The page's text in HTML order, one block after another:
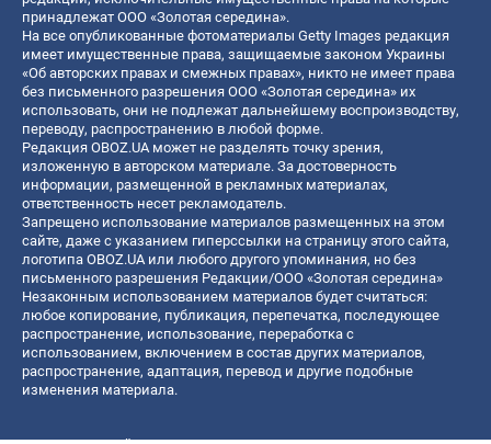
принадлежат ООО «Золотая середина».
На все опубликованные фотоматериалы Getty Images редакция
имеет имущественные права, защищаемые законом Украины
«Об авторских правах и смежных правах», никто не имеет права
без письменного разрешения ООО «Золотая середина» их
использовать, они не подлежат дальнейшему воспроизводству,
переводу, распространению в любой форме.
Редакция OBOZ.UA может не разделять точку зрения,
изложенную в авторском материале. За достоверность
информации, размещенной в рекламных материалах,
ответственность несет рекламодатель.
Запрещено использование материалов размещенных на этом
сайте, даже с указанием гиперссылки на страницу этого сайта,
логотипа OBOZ.UA или любого другого упоминания, но без
письменного разрешения Редакции/ООО «Золотая середина»
Незаконным использованием материалов будет считаться:
любое копирование, публикация, перепечатка, последующее
распространение, использование, переработка с
использованием, включением в состав других материалов,
распространение, адаптация, перевод и другие подобные
изменения материала.